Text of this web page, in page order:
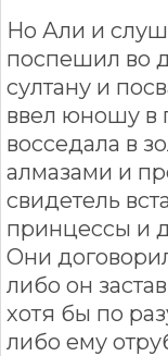
Но Али и
поспешил во
султану и
ввел юношу в
восседала в
алмазами и
свидетель
принцессы и
Они
либо он
хотя бы по
либо ему